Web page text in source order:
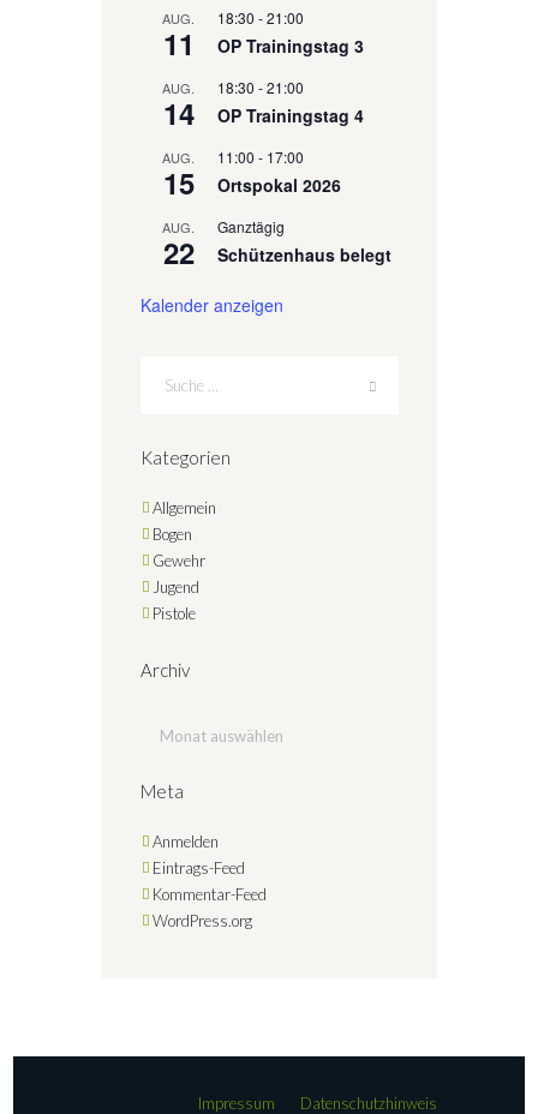
AUG.
11
18:30 -21:00
OP Trainingstag 3
AUG.
14
18:30 -21:00
OP Trainingstag 4
AUG.
15
11:00 - 17:00
Ortspokal 2026
AUG.
22
Ganztägig
Schützenhaus belegt
Kalender anzeigen
Kategorien
Allgemein
Bogen
Gewehr
Jugend
Pistole
Archiv
Meta
Anmelden
Eintrags-Feed
Kommentar-Feed
WordPress.org
Impressum Datenschutzhinweis